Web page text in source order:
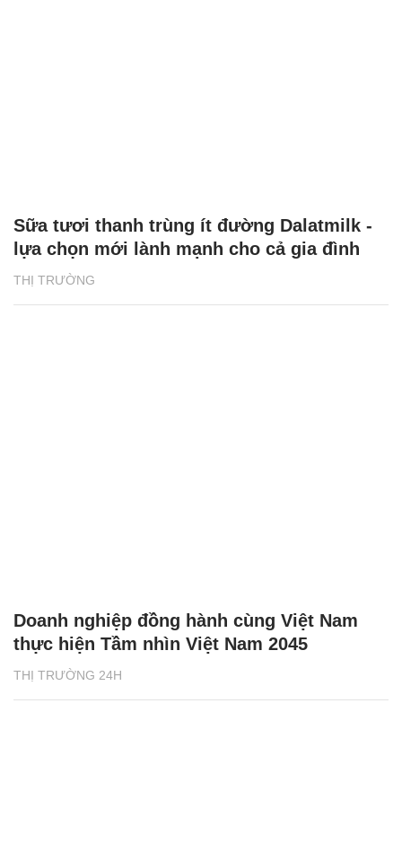
THỊ TRƯỜNG
Sữa tươi thanh trùng ít đường Dalatmilk -
lựa chọn mới lành mạnh cho cả gia đình
THỊ TRƯỜNG 24H
Doanh nghiệp đồng hành cùng Việt Nam
thực hiện Tầm nhìn Việt Nam 2045